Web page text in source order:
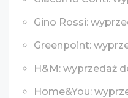
Gino Rossi:
Greenpoint:
H&M: wyprzedaż
Home&You: